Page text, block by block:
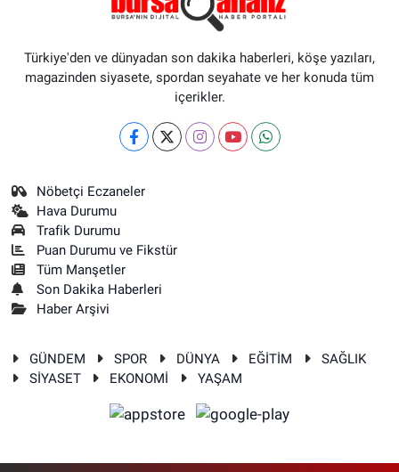
Türkiye'den ve dünyadan son dakika haberleri, köşe yazıları,
magazinden siyasete, spordan seyahate ve her konuda tüm
içerikler.
Nöbetçi Eczaneler
Hava Durumu
Trafik Durumu
Puan Durumu ve Fikstür
Tüm Manşetler
Son Dakika Haberleri
Haber Arşivi
GÜNDEM SPOR DÜNYA EĞİTİM
SAĞLIK
SİYASET
EKONOMİ YAŞAM